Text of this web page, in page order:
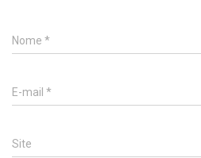
Nome *
E-mail *
Site